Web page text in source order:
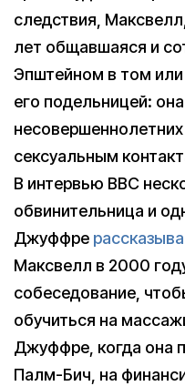
следствия,
лет общавшаяся и
Эпштейном в том или
его подельницей:
сексуальным
В интервью BBC
обвинительница и
Джуффре
Максвелл в 2000
собеседование,
обучиться на
Джуффре, когда она
Палм-Бич, на